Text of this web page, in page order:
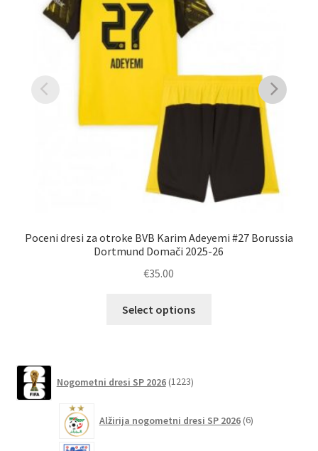
Poceni dresi za otroke BVB Karim Adeyemi #27 Borussia
Dortmund Domači 2025-26
€35.00
Select options
izberete
Nogometni dresi SP 2026 1223izdelkov
Alžirija nogometni dresi SP 2026 6izdelkov